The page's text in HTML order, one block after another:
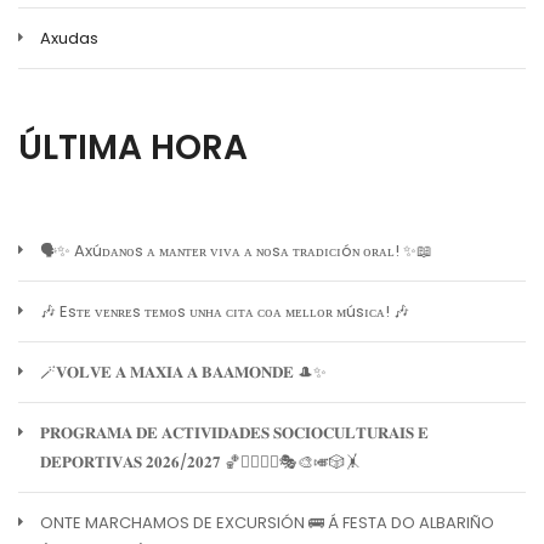
Axudas
ÚLTIMA HORA
🗣️✨ Axúᴅᴀɴᴏs ᴀ ᴍᴀɴᴛᴇʀ ᴠɪᴠᴀ ᴀ ɴᴏsᴀ ᴛʀᴀᴅɪᴄɪóɴ ᴏʀᴀʟ! ✨📖
🎶 Esᴛᴇ ᴠᴇɴʀᴇs ᴛᴇᴍᴏs ᴜɴʜᴀ ᴄɪᴛᴀ ᴄᴏᴀ ᴍᴇʟʟᴏʀ ᴍúsɪᴄᴀ! 🎶
🪄𝐕𝐎𝐋𝐕𝐄 𝐀 𝐌𝐀𝐗𝐈𝐀 𝐀 𝐁𝐀𝐀𝐌𝐎𝐍𝐃𝐄 🎩✨
𝐏𝐑𝐎𝐆𝐑𝐀𝐌𝐀 𝐃𝐄 𝐀𝐂𝐓𝐈𝐕𝐈𝐃𝐀𝐃𝐄𝐒 𝐒𝐎𝐂𝐈𝐎𝐂𝐔𝐋𝐓𝐔𝐑𝐀𝐈𝐒 𝐄
𝐃𝐄𝐏𝐎𝐑𝐓𝐈𝐕𝐀𝐒 𝟐𝟎𝟐𝟔/𝟐𝟎𝟐𝟕 🏀🏊‍♀️🧘‍♀️🎭🎨🎺🎲🤸
ONTE MARCHAMOS DE EXCURSIÓN 🚌 Á FESTA DO ALBARIÑO